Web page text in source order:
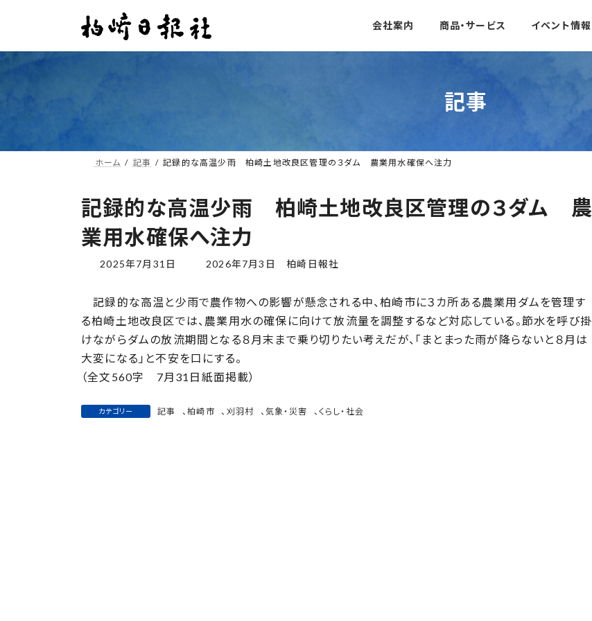
ン
ー
会社案内 商品・サービス イベント情報
記事
ホーム 記事 記録的な高温少雨 柏崎土地改良区管理の３ダム 農業用水確保へ注力
記録的な高温少雨 柏崎土地改良区管理の３ダム 農
業用水確保へ注力
2025年7月31日
最
新
日
時
:
2026年7月3日 柏崎日報社
記録的な高温と少雨で農作物への影響が懸念される中、柏崎市に３カ所ある農業用ダムを管理す
る柏崎土地改良区では、農業用水の確保に向けて放流量を調整するなど対応している。節水を呼び掛
けながらダムの放流期間となる８月末まで乗り切りたい考えだが、「まとまった雨が降らないと８月は
大変になる」と不安を口にする。
（全文560字 7月31日紙面掲載）
カテゴリー 記事 、柏崎市 、 刈羽村 、気象・災害 、 くらし・社会